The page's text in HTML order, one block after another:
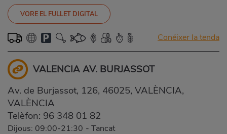
VORE EL FULLET DIGITAL
Conéixer la tenda
VALENCIA AV. BURJASSOT
Av. de Burjassot, 126, 46025, VALÈNCIA,
VALÈNCIA
Telèfon: 96 348 01 82
Dijous: 09:00-21:30 - Tancat